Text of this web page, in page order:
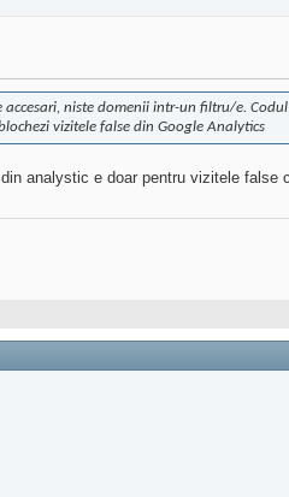
niste domenii intr-un filtru/e.
vizitele false din Google Analytics
analystic e doar pentru vizitele false